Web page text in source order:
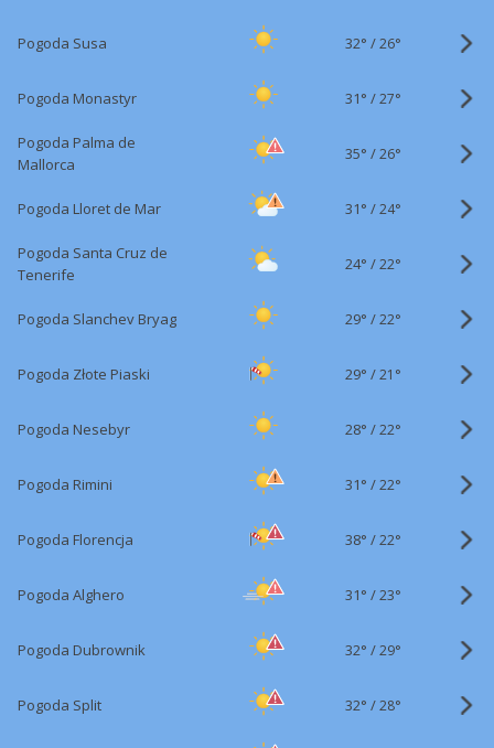
Pogoda Susa 32° /26°
Pogoda Monastyr 31° /27°
Pogoda Palma de
Mallorca
35° /26°
Pogoda Lloret de Mar 31° /24°
Pogoda Santa Cruz de
Tenerife
24° /22°
Pogoda Slanchev Bryag 29° /22°
Pogoda Złote Piaski 29° /21°
Pogoda Nesebyr 28° /22°
Pogoda Rimini 31° /22°
Pogoda Florencja 38° /22°
Pogoda Alghero 31° /23°
Pogoda Dubrownik 32° /29°
Pogoda Split 32° /28°